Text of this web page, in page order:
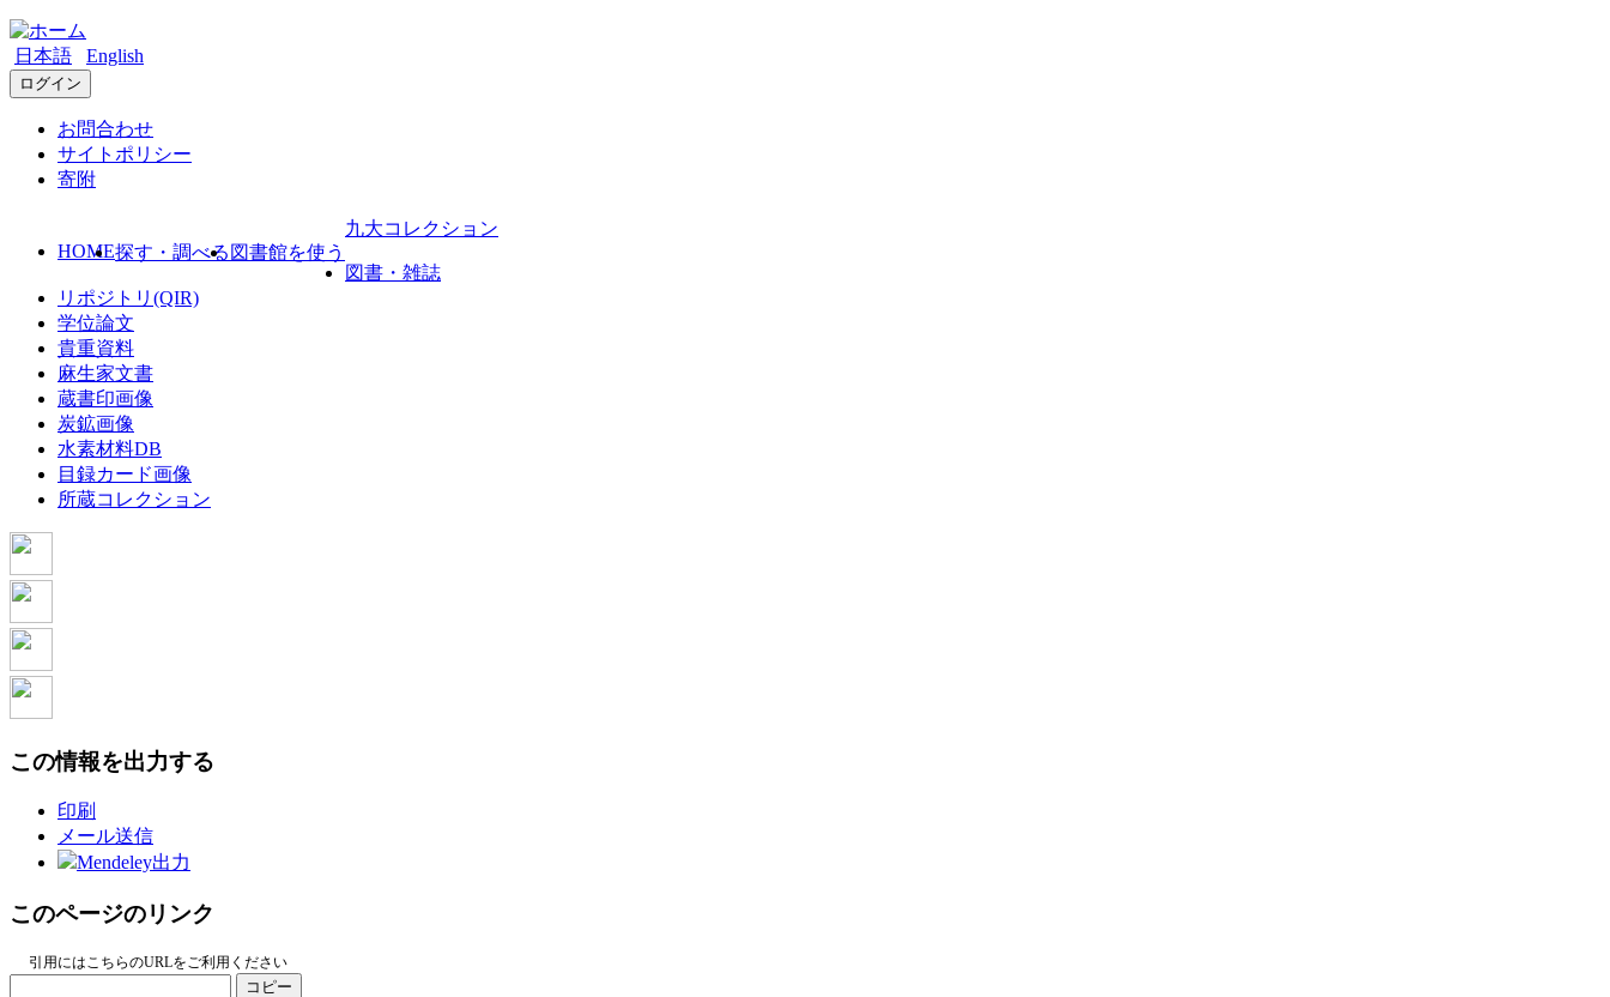
日本語 English
ログイン
お問合わせ
サイトポリシー
寄附
HOME探す・調べる 図書館を使う
九大コレクション
図書・雑誌
リポジトリ(QIR)
学位論文
貴重資料
麻生家文書
蔵書印画像
炭鉱画像
水素材料DB
目録カード画像
所蔵コレクション
この情報を出力する
印刷
メール送信
Mendeley出力
このページのリンク
引用にはこちらのURLをご利用ください
コピー